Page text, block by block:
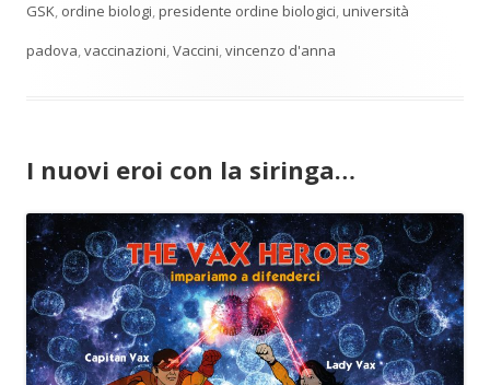
GSK, ordine biologi,presidente ordine biologici,università
padova,vaccinazioni,Vaccini,vincenzo d'anna
I nuovi eroi con la siringa…